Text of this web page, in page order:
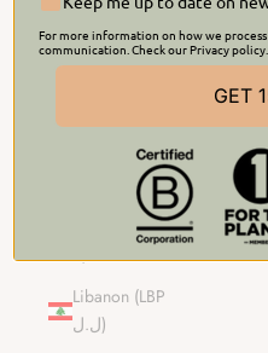
Kosovo (EUR
€)
Laos (LAK ₭)
Letland (EUR
€)
Libanon (LBP
ل.ل)
For more information on how we
communication. Check our Privacy policy.
GET